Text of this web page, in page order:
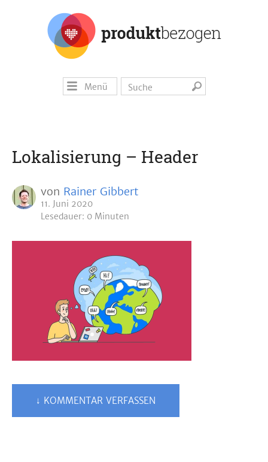
Menü
Lokalisierung – Header
von Rainer Gibbert
11. Juni 2020
Lesedauer: 0 Minuten
↓ KOMMENTAR VERFASSEN